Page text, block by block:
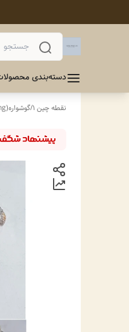
دسته‌بندی
نقطه چین 1 /گوشواره(earing)